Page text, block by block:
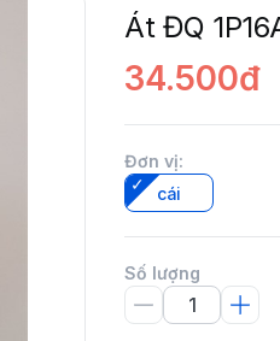
Át ĐQ
34.500đ
Đơn vị:
cái
Số lượng